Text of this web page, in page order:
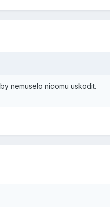
nemuselo nicomu uskodit.